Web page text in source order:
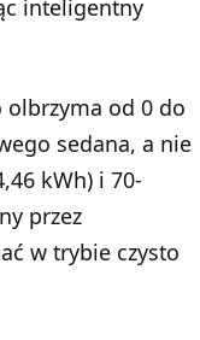
inteligentny
olbrzyma od 0 do
sedana, a nie
kWh) i 70-
przez
w trybie czysto